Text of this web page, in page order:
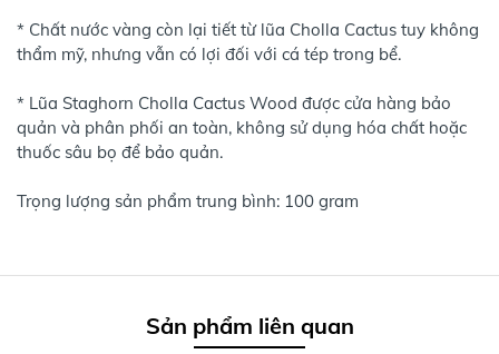
* Chất nước vàng còn lại tiết từ lũa Cholla Cactus tuy không
thẩm mỹ, nhưng vẫn có lợi đối với cá tép trong bể.
* Lũa Staghorn Cholla Cactus Wood được cửa hàng bảo
quản và phân phối an toàn, không sử dụng hóa chất hoặc
thuốc sâu bọ để bảo quản.
Trọng lượng sản phẩm trung bình: 100 gram
Sản phẩm liên quan